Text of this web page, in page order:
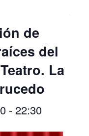
de
del
La
- 22:30